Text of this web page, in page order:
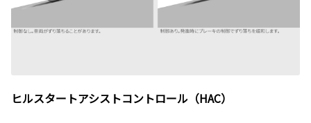
ヒルスタートアシストコントロール（HAC）